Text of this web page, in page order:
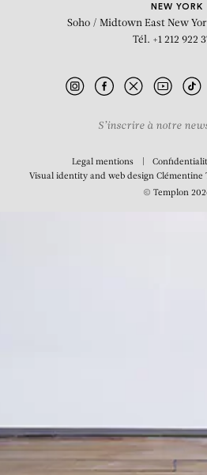
Baby
NEW YORK
Soho / Midtown East New
Tél. +1 212 922
S’inscrire à notre
Legal mentions
Visual identity and web design Clémentine
© Templon